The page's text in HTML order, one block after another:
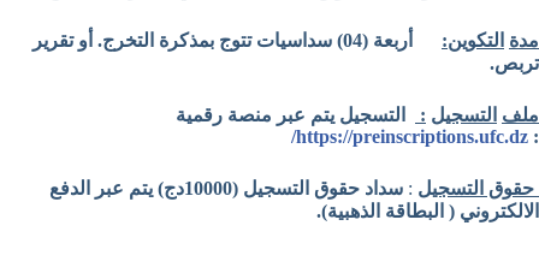
مدة التكوين: أربعة (04) سداسيات تتوج بمذكرة التخرج. أو تقرير
تربص.
ملف التسجيل :
التسجيل يتم عبر منصة رقمية
:
https://preinscriptions.ufc.dz/
حقوق التسجيل :
سداد حقوق التسجيل (10000دج) يتم عبر الدفع
الالكتروني ( البطاقة الذهبية).